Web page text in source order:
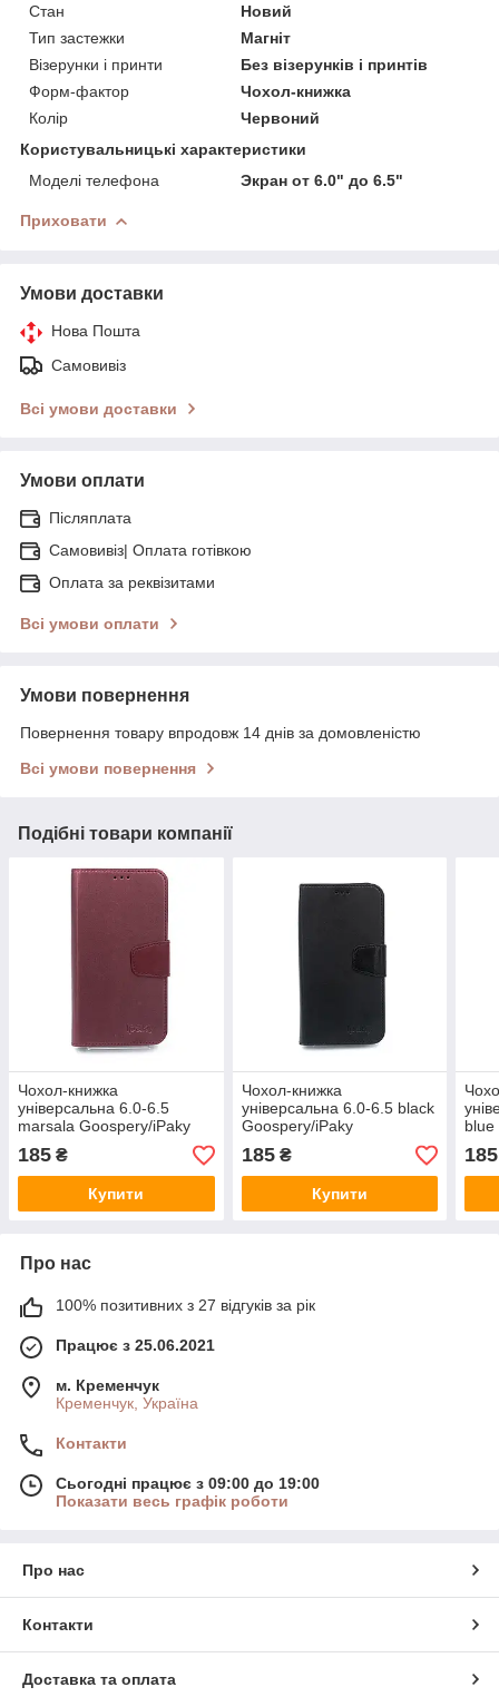
Стан
Новий
Тип застежки
Магніт
Візерунки і принти
Без візерунків і принтів
Форм-фактор
Чохол-книжка
Колір
Червоний
Користувальницькі характеристики
Моделі телефона
Экран от 6.0" до 6.5"
Приховати
Умови доставки
Нова Пошта
Самовивіз
Всі умови доставки
Умови оплати
Післяплата
Самовивіз| Оплата готівкою
Оплата за реквізитами
Всі умови оплати
Умови повернення
Повернення товару впродовж 14 днів за домовленістю
Всі умови повернення
Подібні товари компанії
Чохол-книжка
універсальна 6.0-6.5
marsala Goospery/iPaky
185 ₴
Купити
Чохол-книжка
універсальна 6.0-6.5 black
Goospery/iPaky
185₴
Купити
blue
185
Про нас
100% позитивних з 27 відгуків за рік
Працює з 25.06.2021
м. Кременчук
Кременчук, Україна
Контакти
Сьогодні працює з 09:00 до 19:00
Показати весь графік роботи
Про нас
Контакти
Доставка та оплата